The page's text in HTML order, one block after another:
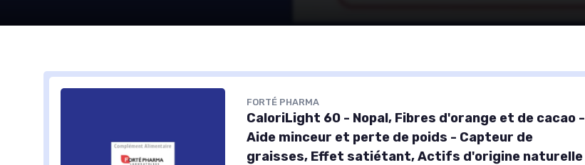
FORTÉ PHARMA
CaloriLight 60 - Nopal, Fibres d'orange et de cacao -
Aide minceur et perte de poids - Capteur de
graisses, Effet satiétant, Actifs d'origine naturelle